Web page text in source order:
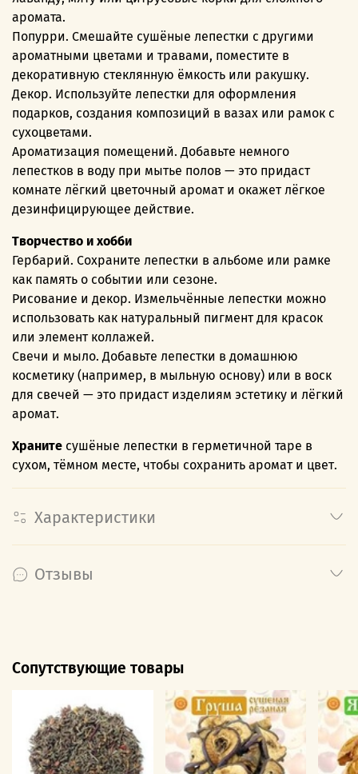
аромата.
Попурри. Смешайте сушёные лепестки с другими
ароматными цветами и травами, поместите в
декоративную стеклянную ёмкость или ракушку.
Декор. Используйте лепестки для оформления
подарков, создания композиций в вазах или рамок с
сухоцветами.
Ароматизация помещений. Добавьте немного
лепестков в воду при мытье полов — это придаст
комнате лёгкий цветочный аромат и окажет лёгкое
дезинфицирующее действие.
Творчество и хобби
Гербарий. Сохраните лепестки в альбоме или рамке
как память о событии или сезоне.
Рисование и декор. Измельчённые лепестки можно
использовать как натуральный пигмент для красок
или элемент коллажей.
Свечи и мыло. Добавьте лепестки в домашнюю
косметику (например, в мыльную основу) или в воск
для свечей — это придаст изделиям эстетику и лёгкий
аромат.
Храните сушёные лепестки в герметичной таре в
сухом, тёмном месте, чтобы сохранить аромат и цвет.
Характеристики
Отзывы
Сопутствующие товары